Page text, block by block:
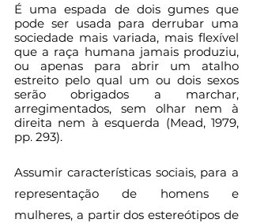
É uma espada de dois gumes que
pode ser usada para derrubar uma
sociedade mais variada, mais flexível
que a raça humana jamais produziu,
ou apenas para abrir um atalho
estreito pelo qual um ou dois sexos
serão obrigados a marchar,
arregimentados, sem olhar nem à
direita nem à esquerda (Mead, 1979,
pp. 293).
Assumir características sociais, para a
representação de homens e
mulheres, a partir dos estereótipos de